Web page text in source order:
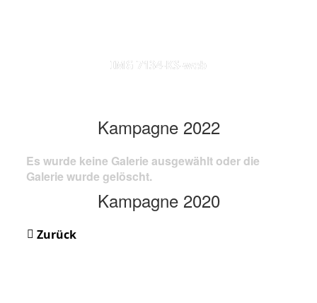
IMG 7134-KS-web
Kampagne 2022
Es wurde keine Galerie ausgewählt oder die
Galerie wurde gelöscht.
Kampagne 2020
Zurück